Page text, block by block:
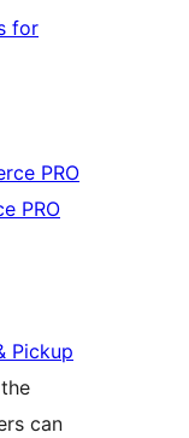
for
PRO
PRO
Pickup
can